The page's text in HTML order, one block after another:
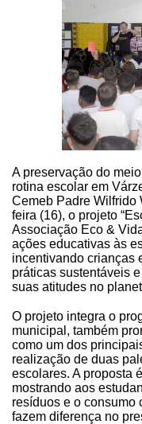
A preservação do
rotina escolar em
Cemeb Padre Wilfrido
feira (16), o projeto
Associação Eco &
ações educativas às
incentivando crianças
práticas sustentáveis
suas atitudes no
O projeto integra o
municipal, também
como um dos
realização de duas
escolares. A proposta
mostrando aos
resíduos e o consumo
fazem diferença no